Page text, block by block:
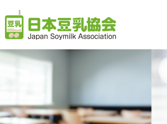
ン
テ
ン
ツ
ッ
プ
ビ
ゲ
ー
シ
移
動